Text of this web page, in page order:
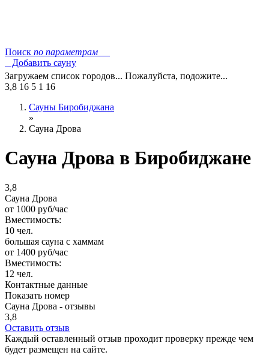
Поиск по параметрам
Добавить сауну
Загружаем список городов... Пожалуйста, подожите...
3,8 16 5 1 16
Сауны Биробиджана
»
Сауна Дрова
Сауна Дрова в Биробиджане
3,8
Сауна Дрова
от 1000 руб/час
Вместимость:
10 чел.
большая сауна с хаммам
от 1400 руб/час
Вместимость:
12 чел.
Контактные данные
Показать номер
Сауна Дрова - отзывы
3,8
Оставить отзыв
Каждый оставленный отзыв проходит проверку прежде чем
будет размещен на сайте.